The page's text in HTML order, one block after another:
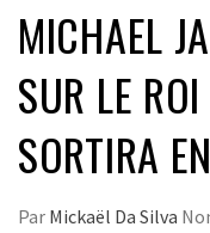
MICHAEL
SUR LE
SORTIRA
Par Mickaël Da Silva